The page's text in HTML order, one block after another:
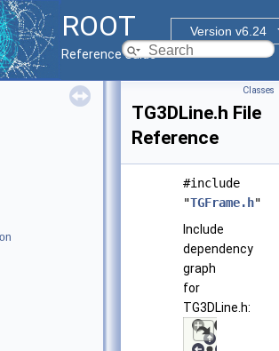
ROOT
Version v6.24
Reference Guide
Classes
TG3DLine.h File
Reference
#include
"TGFrame.h"
Include
dependency
graph
for
TG3DLine.h: